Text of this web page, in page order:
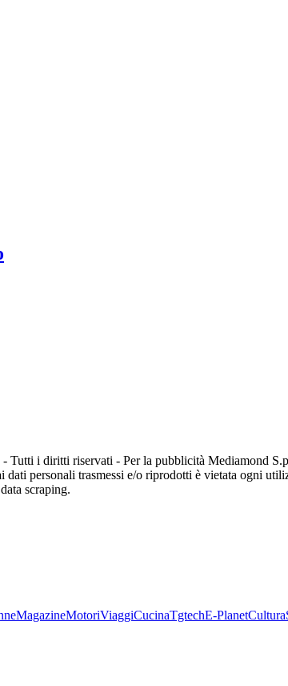
Tutti i diritti riservati - Per la pubblicità Mediamond
dati personali trasmessi e/o riprodotti è vietata ogni
scraping.
MagazineMotoriViaggiCucinaTgtechE-PlanetCultura